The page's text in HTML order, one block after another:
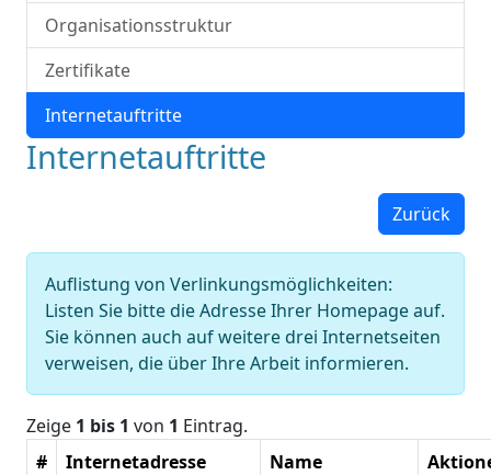
Organisationsstruktur
Zertifikate
Internetauftritte
Internetauftritte
Zurück
Auflistung von Verlinkungsmöglichkeiten:
Listen Sie bitte die Adresse Ihrer Homepage auf.
Sie können auch auf weitere drei Internetseiten
verweisen, die über Ihre Arbeit informieren.
Zeige 1 bis 1 von 1 Eintrag.
#
Internetadresse Name